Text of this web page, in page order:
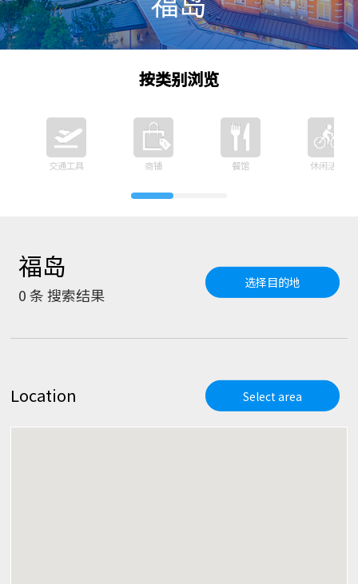
按类别浏览
交通工具 商铺 餐馆 休闲活动
福岛
0条 搜索结果
选择目的地
Location Select area